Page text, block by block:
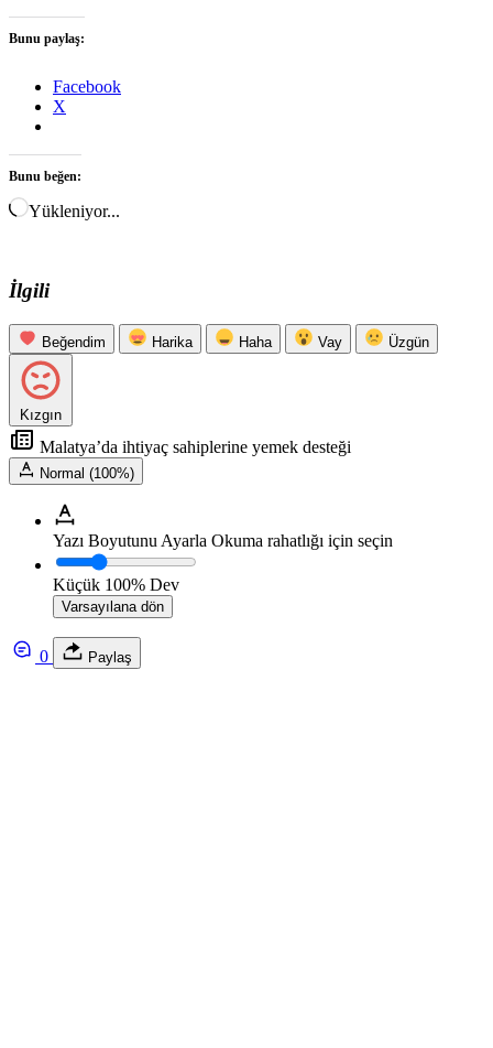
Bunu paylaş:
Facebook
X
Bunu beğen:
Yükleniyor...
İlgili
Beğendim Harika Haha Vay Üzgün
Kızgın
Malatya’da ihtiyaç sahiplerine yemek desteği
Normal (100%)
Yazı Boyutunu Ayarla Okuma rahatlığı için seçin
Küçük 100% Dev
Varsayılana dön
0 Paylaş